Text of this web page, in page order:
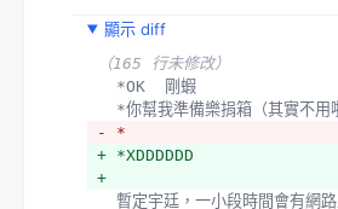
顯示 diff
（165 行未修改）
  *OK  剛蝦
*你幫我準備樂捐箱（其實不用
- *
+ *XDDDDDD
+
暫定宇廷，一小段時間會有網